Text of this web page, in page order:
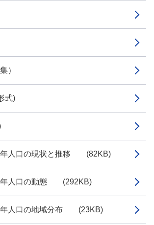
）
式)
人口の現状と推移 (82KB)
人口の動態 (292KB)
人口の地域分布 (23KB)